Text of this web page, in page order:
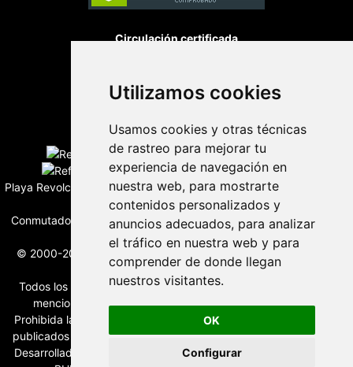
Utilizamos cookies
Usamos cookies y otras técnicas
de rastreo para mejorar tu
experiencia de navegación en
nuestra web, para mostrarte
contenidos personalizados y
anuncios adecuados, para analizar
el tráfico en nuestra web y para
comprender de donde llegan
nuestros visitantes.
OK
Configurar
Circulación certificada
Desarrollado por
Edición digital con tecnología
Playa Revolcadero 222 Col. Reforma Iztaccihuatl Norte C.P. 08810
CIUDAD DE MEXICO
Conmutador CIUDAD DE MEXICO (+52) 555 740 4476, 555 740
© 2000-2026 BURO DE MERCADOTECNIA DEL CENTRO, S.A.
Todos los derechos reservados
Todos los nombres, marcas, logotipos, productos e imagenes
mencionados son propiedad de sus respectivos dueños
Prohibida la reproducción total o parcial de los contenidos aqui
publicados incluyendo cualquier medio electrónico o magnético
Desarrollado por REFRINOTICIAS INTERACTIVE una división de